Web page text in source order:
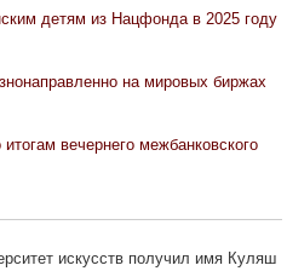
детям из Нацфонда в 2025 году
на мировых биржах
вечернего межбанковского
искусств получил имя Куляш